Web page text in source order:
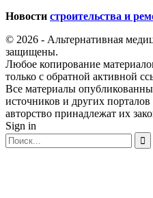
Новости строительства и
© 2026 - Альтернативная
защищены.
Любое копирование
только с обратной активной
Все материалы
источников и других порталов
авторство принадлежат их
Sign in